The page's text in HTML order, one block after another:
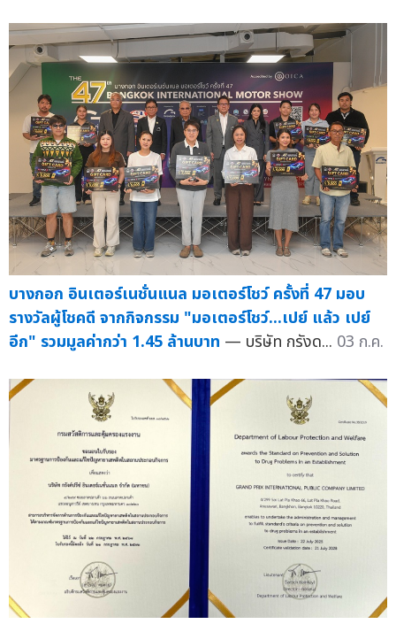
บางกอก อินเตอร์เนชั่นแนล มอเตอร์โชว์ ครั้งที่ 47 มอบ
รางวัลผู้โชคดี จากกิจกรรม "มอเตอร์โชว์...เปย์ แล้ว เปย์
อีก" รวมมูลค่ากว่า 1.45 ล้านบาท — บริษัท กรังด... 03 ก.ค.